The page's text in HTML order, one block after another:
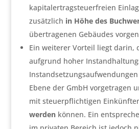
kapitalertragsteuerfreien
zusätzlich in Höhe des
übertragenen Gebäudes
Ein weiterer Vorteil liegt darin,
aufgrund hoher
Ebene der GmbH vorgetragen
mit steuerpflichtigen
werden können. Ein